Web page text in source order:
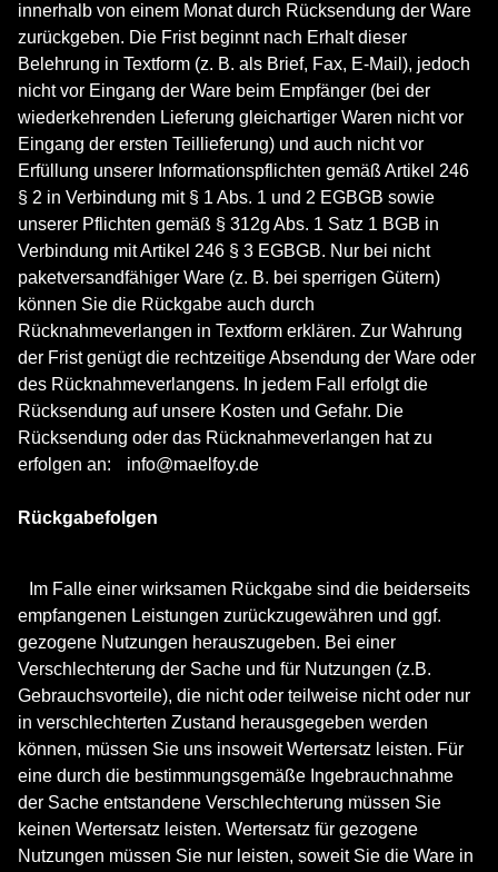
innerhalb von einem Monat durch Rücksendung der Ware
zurückgeben. Die Frist beginnt nach Erhalt dieser
Belehrung in Textform (z. B. als Brief, Fax, E-Mail), jedoch
nicht vor Eingang der Ware beim Empfänger (bei der
wiederkehrenden Lieferung gleichartiger Waren nicht vor
Eingang der ersten Teillieferung) und auch nicht vor
Erfüllung unserer Informationspflichten gemäß Artikel 246
§ 2 in Verbindung mit § 1 Abs. 1 und 2 EGBGB sowie
unserer Pflichten gemäß § 312g Abs. 1 Satz 1 BGB in
Verbindung mit Artikel 246 § 3 EGBGB. Nur bei nicht
paketversandfähiger Ware (z. B. bei sperrigen Gütern)
können Sie die Rückgabe auch durch
Rücknahmeverlangen in Textform erklären. Zur Wahrung
der Frist genügt die rechtzeitige Absendung der Ware oder
des Rücknahmeverlangens. In jedem Fall erfolgt die
Rücksendung auf unsere Kosten und Gefahr. Die
Rücksendung oder das Rücknahmeverlangen hat zu
erfolgen an: info@maelfoy.de
Rückgabefolgen
Im Falle einer wirksamen Rückgabe sind die beiderseits
empfangenen Leistungen zurückzugewähren und ggf.
gezogene Nutzungen herauszugeben. Bei einer
Verschlechterung der Sache und für Nutzungen (z.B.
Gebrauchsvorteile), die nicht oder teilweise nicht oder nur
in verschlechterten Zustand herausgegeben werden
können, müssen Sie uns insoweit Wertersatz leisten. Für
eine durch die bestimmungsgemäße Ingebrauchnahme
der Sache entstandene Verschlechterung müssen Sie
keinen Wertersatz leisten. Wertersatz für gezogene
Nutzungen müssen Sie nur leisten, soweit Sie die Ware in